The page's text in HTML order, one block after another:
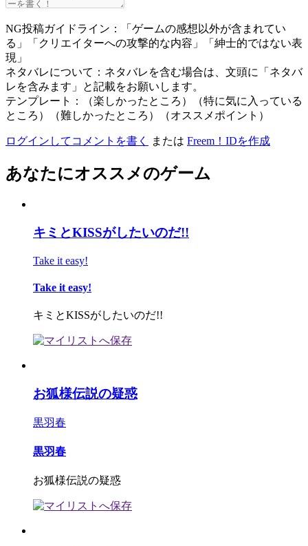
NG投稿ガイドライン：「ゲームの感想以外が含まれてい
る」「クリエイターへの攻撃的な内容」「紳士的ではない表
現」
ネタバレについて：ネタバレを含む場合は、文頭に「ネタバ
レを含みます」と記載をお願いします。
テンプレート：（楽しかったところ）（特に気に入っている
ところ）（難しかったところ）（オススメポイント）
ログインしてコメントを書く または Freem！IDを作成
あなたにオススメのゲーム
キミとKISSがしたいのだ!!
Take it easy!
Take it easy!
キミとKISSがしたいのだ!!
お狐様伝説の疑惑
黒羽春
黒羽春
お狐様伝説の疑惑